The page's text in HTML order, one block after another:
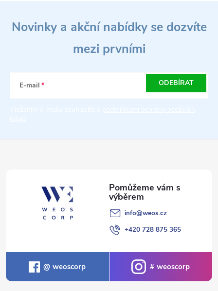
í
Novinky a akční nabídky se dozvíte
mezi prvními
E-mail ODEBÍRAT
info@weos.cz
+420 728 875 365
weoscorp weoscorp